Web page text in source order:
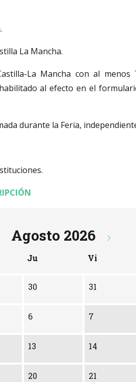
La Mancha.
La Mancha con al menos
al efecto en el
durante la Feria,
Agosto 2026
Ju Vi
30 31
6 7
13 14
20 21